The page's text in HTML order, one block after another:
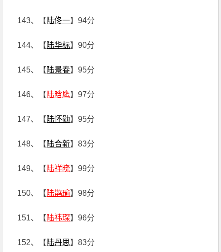
143、【陆佟一】94分
144、【陆华标】90分
145、【陆景春】95分
146、【陆晗鹰】97分
147、【陆怀勋】95分
148、【陆合新】83分
149、【陆祥晓】99分
150、【陆鹊瑜】98分
151、【陆祎琛】96分
152、【陆丹思】83分